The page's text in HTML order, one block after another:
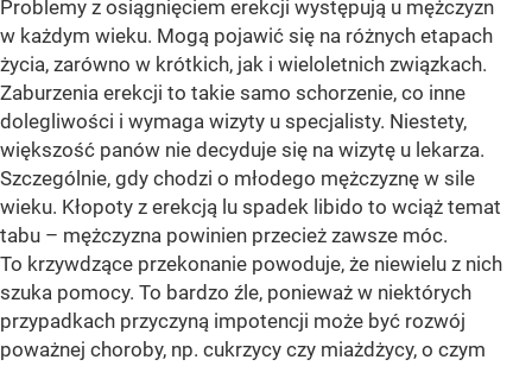
Problemy z osiągnięciem erekcji występują u mężczyzn
w każdym wieku. Mogą pojawić się na różnych etapach
życia, zarówno w krótkich, jak i wieloletnich związkach.
Zaburzenia erekcji to takie samo schorzenie, co inne
dolegliwości i wymaga wizyty u specjalisty. Niestety,
większość panów nie decyduje się na wizytę u lekarza.
Szczególnie, gdy chodzi o młodego mężczyznę w sile
wieku. Kłopoty z erekcją lu spadek libido to wciąż temat
tabu – mężczyzna powinien przecież zawsze móc.
To krzywdzące przekonanie powoduje, że niewielu z nich
szuka pomocy. To bardzo źle, ponieważ w niektórych
przypadkach przyczyną impotencji może być rozwój
poważnej choroby, np. cukrzycy czy miażdżycy, o czym